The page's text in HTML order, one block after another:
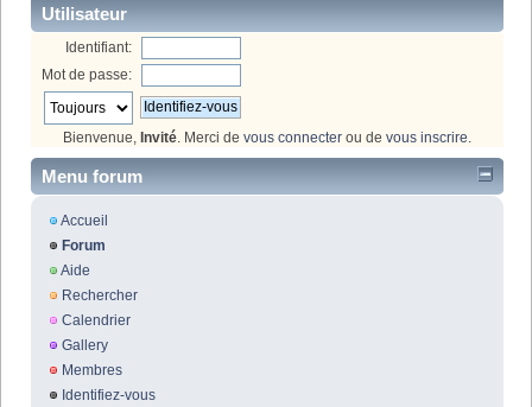
Utilisateur
Identifiant:
Mot de passe:
Bienvenue, Invité. Merci de vous connecter ou de vous inscrire.
Menu forum
Accueil
Forum
Aide
Rechercher
Calendrier
Gallery
Membres
Identifiez-vous